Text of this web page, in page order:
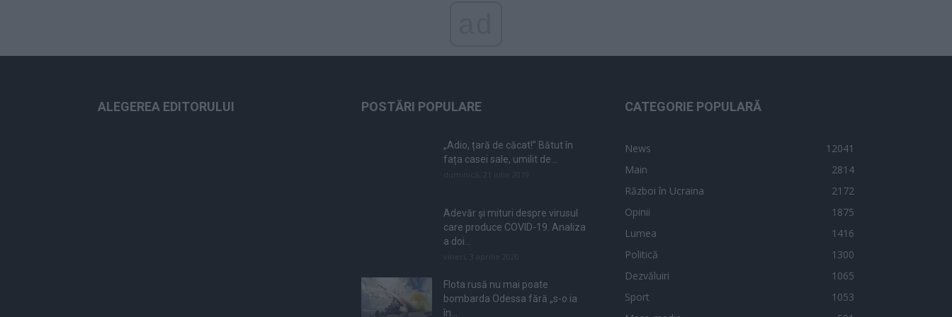
ALEGEREA EDITORULUI POSTĂRI POPULARE
„Adio, țară de căcat!” Bătut în
fața casei sale, umilit de...
Adevăr și mituri despre virusul
care produce COVID-19. Analiza
a doi...
Flota rusă nu mai poate
bombarda Odessa fără „s-o ia
în...
CATEGORIE POPULARĂ
News
12041
Main
2814
Război în Ucraina
2172
Opinii
1875
Lumea
1416
Politică
1300
Dezvăluiri
1065
Sport
1053